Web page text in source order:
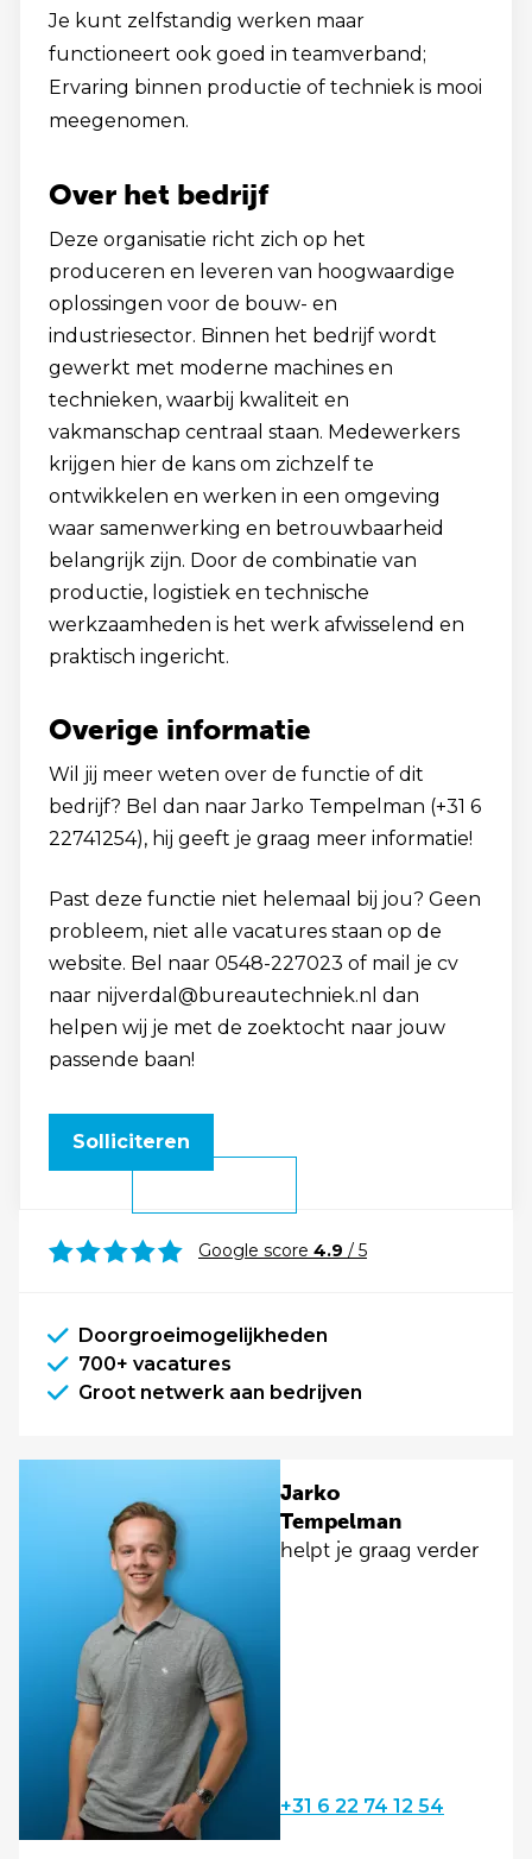
Je kunt zelfstandig werken maar
functioneert ook goed in teamverband;
Ervaring binnen productie of techniek is mooi
meegenomen.
Over het bedrijf
Deze organisatie richt zich op het
produceren en leveren van hoogwaardige
oplossingen voor de bouw- en
industriesector. Binnen het bedrijf wordt
gewerkt met moderne machines en
technieken, waarbij kwaliteit en
vakmanschap centraal staan. Medewerkers
krijgen hier de kans om zichzelf te
ontwikkelen en werken in een omgeving
waar samenwerking en betrouwbaarheid
belangrijk zijn. Door de combinatie van
productie, logistiek en technische
werkzaamheden is het werk afwisselend en
praktisch ingericht.
Overige informatie
Wil jij meer weten over de functie of dit
bedrijf? Bel dan naar Jarko Tempelman (+31 6
22741254), hij geeft je graag meer informatie!
Past deze functie niet helemaal bij jou? Geen
probleem, niet alle vacatures staan op de
website. Bel naar 0548-227023 of mail je cv
naar nijverdal@bureautechniek.nl dan
helpen wij je met de zoektocht naar jouw
passende baan!
Solliciteren
Google score 4.9 / 5
Doorgroeimogelijkheden
700+ vacatures
Groot netwerk aan bedrijven
Jarko
Tempelman
helpt je graag verder
+31 6 22 74 12 54